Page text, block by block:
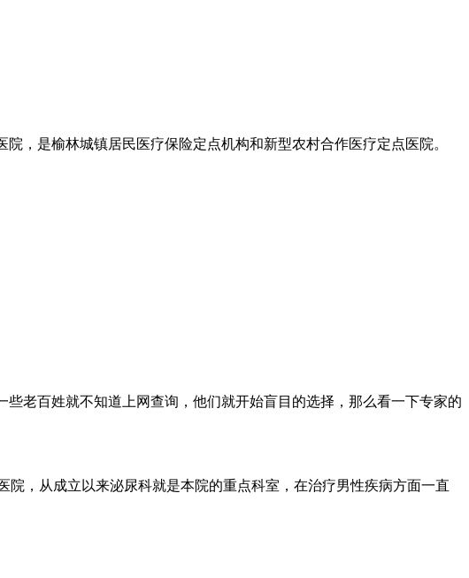
，是榆林城镇居民医疗保险定点机构和新型农村合作医疗定点医院。
老百姓就不知道上网查询，他们就开始盲目的选择，那么看一下专家的
，从成立以来泌尿科就是本院的重点科室，在治疗男性疾病方面一直